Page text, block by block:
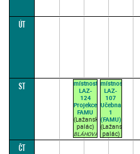
ÚT
ST
místnost
LAZ-
124
Projekce
FAMU
(Lažanský
palác)
BLÁHOVÁ
J.
místnost
LAZ-
107
Učebna
1
(FAMU)
(Lažanský
palác)
BLÁHOVÁ
ČT